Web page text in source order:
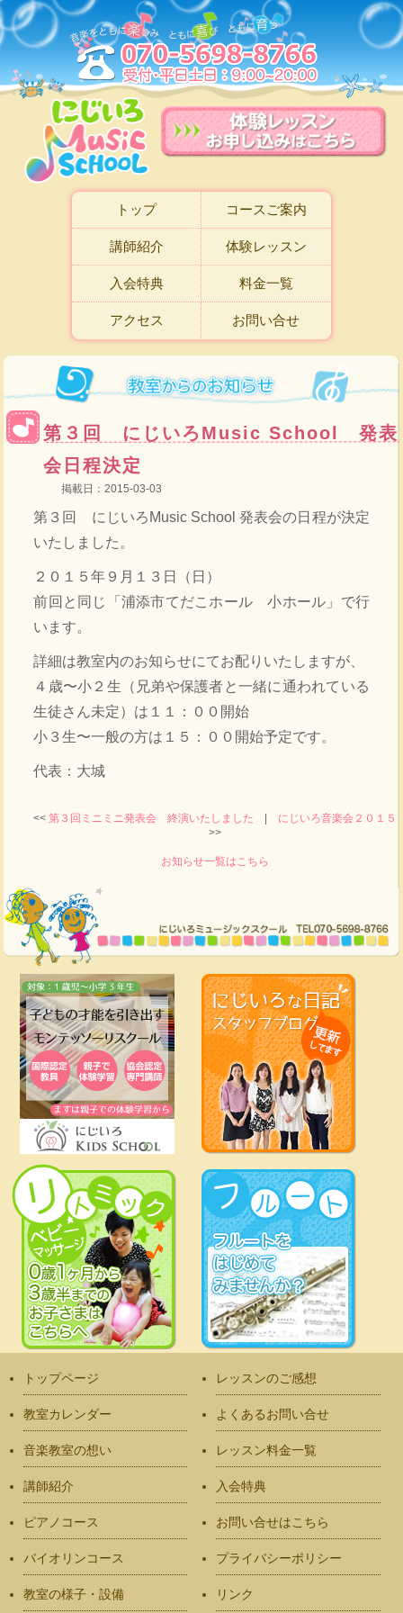
トップ コースご案内
講師紹介 体験レッスン
入会特典 料金一覧
アクセス お問い合せ
第３回 にじいろMusic School 発表
会日程決定
掲載日：2015-03-03
第３回 にじいろMusic School 発表会の日程が決定
いたしました。
２０１５年９月１３日（日）
前回と同じ「浦添市てだこホール 小ホール」で行
います。
詳細は教室内のお知らせにてお配りいたしますが、
４歳〜小２生（兄弟や保護者と一緒に通われている
生徒さん未定）は１１：００開始
小３生〜一般の方は１５：００開始予定です。
代表：大城
<< 第３回ミニミニ発表会 終演いたしました
にじいろ音楽会２０１５
>>
お知らせ一覧はこちら
トップページ
教室カレンダー
音楽教室の想い
講師紹介
レッスンのご感想
よくあるお問い合せ
レッスン料金一覧
入会特典
ピアノコース
バイオリンコース
教室の様子・設備
お問い合せはこちら
プライバシーポリシー
リンク